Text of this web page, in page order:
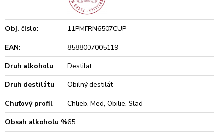
Obj. čislo:
11PMFRN6507CUP
EAN:
8588007005119
Druh alkoholu
Destilát
Druh destilátu
Obilný destilát
Chuťový profil
Chlieb, Med, Obilie, Slad
Obsah alkoholu %65